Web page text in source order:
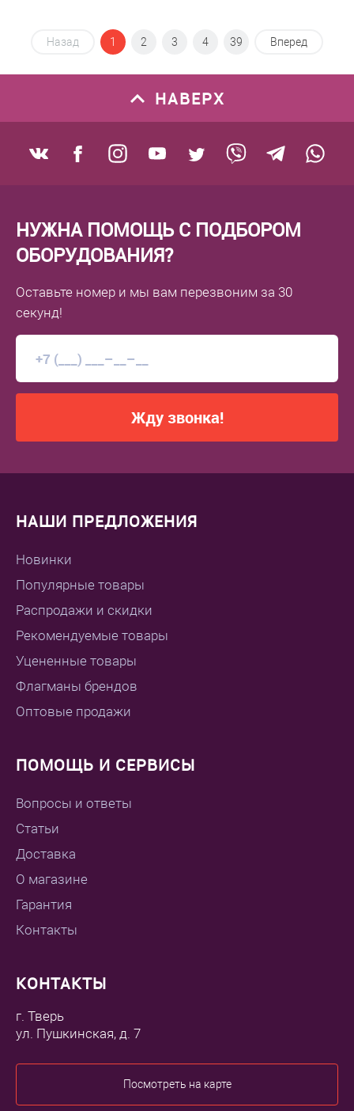
Назад 1 2 3 4 39 Вперед
НАВЕРХ
НУЖНА ПОМОЩЬ С ПОДБОРОМ
ОБОРУДОВАНИЯ?
Оставьте номер и мы вам перезвоним за 30
секунд!
Жду звонка!
НАШИ ПРЕДЛОЖЕНИЯ
Новинки
Популярные товары
Распродажи и скидки
Рекомендуемые товары
Уцененные товары
Флагманы брендов
Оптовые продажи
ПОМОЩЬ И СЕРВИСЫ
Вопросы и ответы
Статьи
Доставка
О магазине
Гарантия
Контакты
КОНТАКТЫ
г. Тверь
ул. Пушкинская, д. 7
Посмотреть на карте